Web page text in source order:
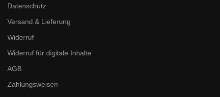
Datenschutz
Versand & Lieferung
Widerruf
Widerruf für digitale Inhalte
AGB
Zahlungsweisen